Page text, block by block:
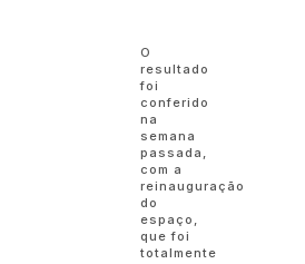
O
resultado
foi
conferido
na
semana
passada,
com a
reinauguração
do
espaço,
que foi
totalmente